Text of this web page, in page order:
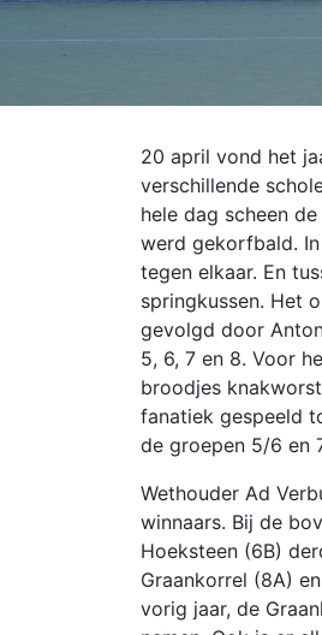
20 april vond het
verschillende
hele dag scheen
werd gekorfbald.
tegen elkaar. En
springkussen. Het
gevolgd door
5, 6, 7 en 8. Voor
broodjes
fanatiek gespeeld
de groepen 5/6 en
Wethouder Ad
winnaars. Bij de
Hoeksteen (6B)
Graankorrel (8A)
vorig jaar, de